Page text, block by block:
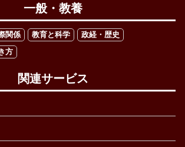
一般・教養
関係 教育と科学
政経・歴史
方
関連サービス